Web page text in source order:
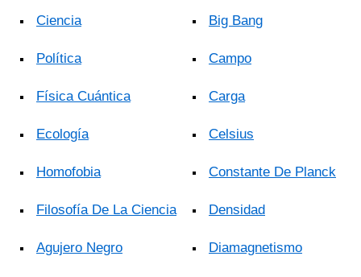
Ciencia
Política
Física Cuántica
Ecología
Homofobia
Filosofía De La Ciencia
Agujero Negro
Big Bang
Campo
Carga
Celsius
Constante De Planck
Densidad
Diamagnetismo